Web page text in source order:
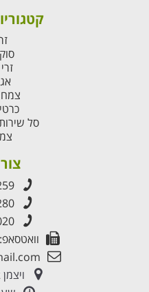
סל
וואטסאפ: 054-
ויצמן 22, גבעתיים